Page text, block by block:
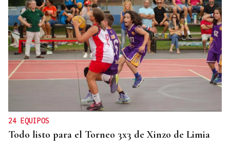
24 EQUIPOS
Todo listo para el Torneo 3x3 de Xinzo de Limia